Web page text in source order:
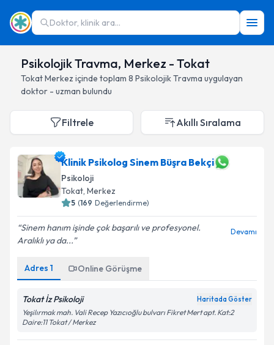
Doktor, klinik ara...
Psikolojik Travma, Merkez - Tokat
TokatMerkez içinde toplam 8 Psikolojik Travma uygulayan
doktor - uzman bulundu
Filtrele Akıllı Sıralama
Klinik Psikolog Sinem Büşra Bekçi
Psikoloji
Tokat, Merkez
5 (169 Değerlendirme)
Sinem hanım işinde çok başarılı ve profesyonel.
Aralıklı ya da...
Devamı
Adres 1 Online Görüşme
Tokat İz Psikoloji Haritada Göster
Yeşilırmak mah. Vali Recep Yazıcıoğlu bulvarı Fikret Mert apt. Kat:2
Daire:11 Tokat / Merkez